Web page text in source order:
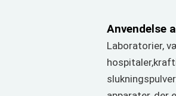
Anvendelse
Laboratorier,